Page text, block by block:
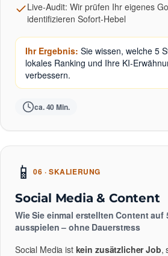
Live-Audit: Wir prüfen Ihr eigenes
identifizieren Sofort-Hebel
Ihr Ergebnis: Sie wissen, welche 5
lokales Ranking und Ihre KI-
verbessern.
ca. 40 Min.
📱 06 · SKALIERUNG
Social Media & Content
Wie Sie einmal erstellten Content auf
ausspielen – ohne Dauerstress
Social Media ist kein zusätzlicher Job,